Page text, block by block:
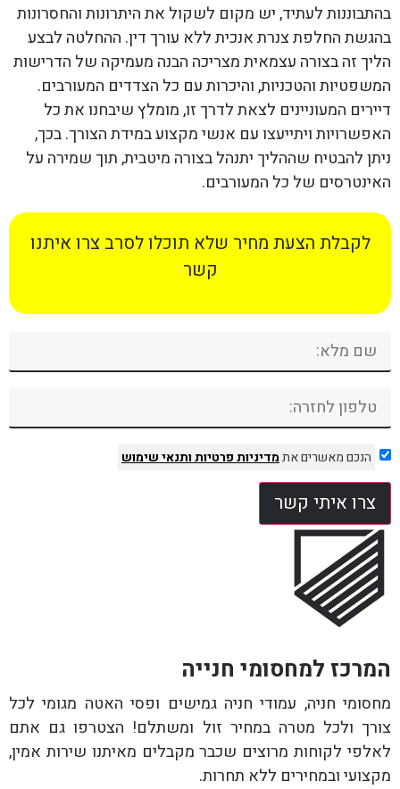
בהתבוננות לעתיד, יש מקום לשקול את היתרונות והחסרונות
בהגשת החלפת צנרת אנכית ללא עורך דין. ההחלטה לבצע
הליך זה בצורה עצמאית מצריכה הבנה מעמיקה של הדרישות
המשפטיות והטכניות, והיכרות עם כל הצדדים המעורבים.
דיירים המעוניינים לצאת לדרך זו, מומלץ שיבחנו את כל
האפשרויות ויתייעצו עם אנשי מקצוע במידת הצורך. בכך,
ניתן להבטיח שההליך יתנהל בצורה מיטבית, תוך שמירה על
האינטרסים של כל המעורבים.
לקבלת הצעת מחיר שלא תוכלו לסרב צרו איתנו
קשר
הנכם מאשרים אתמדיניות פרטיותותנאי שימוש
צרו איתי קשר
המרכז למחסומי חנייה
מחסומי חניה, עמודי חניה גמישים ופסי האטה מגומי לכל
צורך ולכל מטרה במחיר זול ומשתלם! הצטרפו גם אתם
לאלפי לקוחות מרוצים שכבר מקבלים מאיתנו שירות אמין,
מקצועי ובמחירים ללא תחרות.